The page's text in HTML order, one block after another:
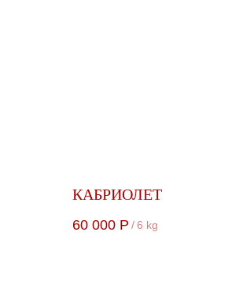
КАБРИОЛЕТ
60 000 Р /6 kg